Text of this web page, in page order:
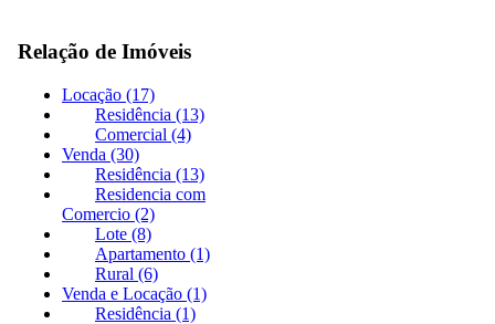
Relação de Imóveis
Locação (17)
Residência (13)
Comercial (4)
Venda (30)
Residência (13)
Residencia com
Comercio (2)
Lote (8)
Apartamento (1)
Rural (6)
Venda e Locação (1)
Residência (1)